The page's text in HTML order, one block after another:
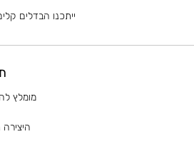
ייתכנו הבדלים
מומלץ